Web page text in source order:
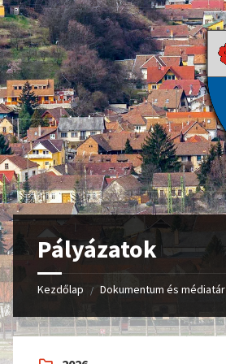
Pályázatok
Kezdőlap / Dokumentum és médiatár